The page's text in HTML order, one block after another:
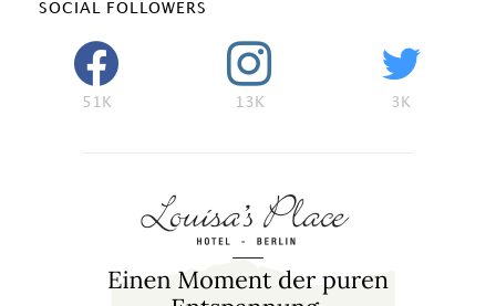
SOCIAL FOLLOWERS
51K 13K 3K